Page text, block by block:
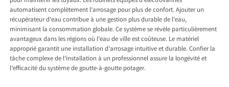
automatisent complètement l’arrosage pour plus de confort. Ajouter un
récupérateur d’eau contribue à une gestion plus durable de l’eau,
minimisant la consommation globale. Ce système se révèle particulièrement
avantageux dans les régions où l’eau de ville est coûteuse. Le matériel
approprié garantit une installation d’arrosage intuitive et durable. Confier la
tâche complexe de l’installation à un professionnel assure la longévité et
l’efficacité du système de goutte-à-goutte potager.